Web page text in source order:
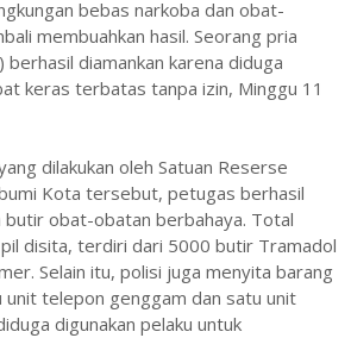
bebas narkoba dan obat-
membuahkan hasil. Seorang pria
berhasil diamankan karena diduga
keras terbatas tanpa izin, Minggu 11
dilakukan oleh Satuan Reserse
Kota tersebut, petugas berhasil
butir obat-obatan berbahaya. Total
disita, terdiri dari 5000 butir Tramadol
Selain itu, polisi juga menyita barang
unit telepon genggam dan satu unit
digunakan pelaku untuk